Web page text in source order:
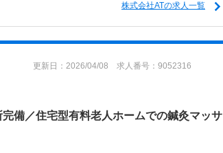
株式会社ATの求人一覧
更新日：2026/04/08 求人番号：9052316
備／住宅型有料老人ホームでの鍼灸マッサ